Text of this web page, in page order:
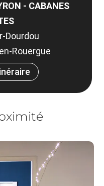
- CABANES
Dourdou
Rouergue